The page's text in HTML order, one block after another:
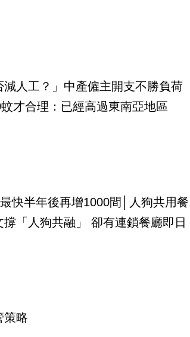
減人工？」中產僱主開支不勝負荷
才合理：已經高過東南亞地區
快半年後再增1000間│人狗共用餐
「人狗共融」 卻有連鎖餐廳即日
策略